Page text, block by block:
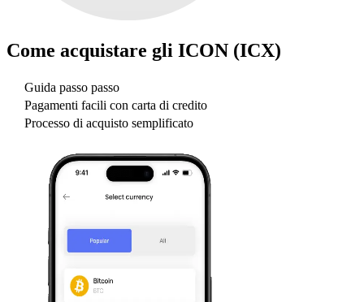
Come acquistare gli ICON (ICX)
Guida passo passo
Pagamenti facili con carta di credito
Processo di acquisto semplificato